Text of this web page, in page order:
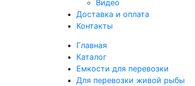
Видео
Доставка и оплата
Контакты
Главная
Каталог
Емкости для перевозки
Для перевозки живой рыбы